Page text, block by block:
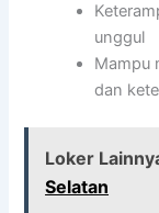
unggul
Mampu
dan
Loker
Selatan